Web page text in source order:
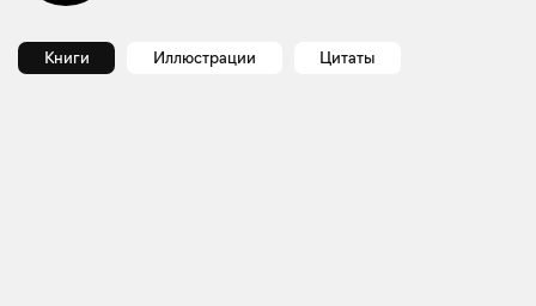
Книги Иллюстрации Цитаты